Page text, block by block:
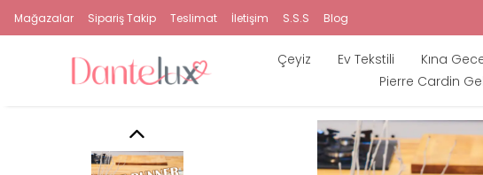
Mağazalar Sipariş Takip Teslimat İletişim S.S.S Blog
Çeyiz Ev Tekstili Kına
Pierre Cardin